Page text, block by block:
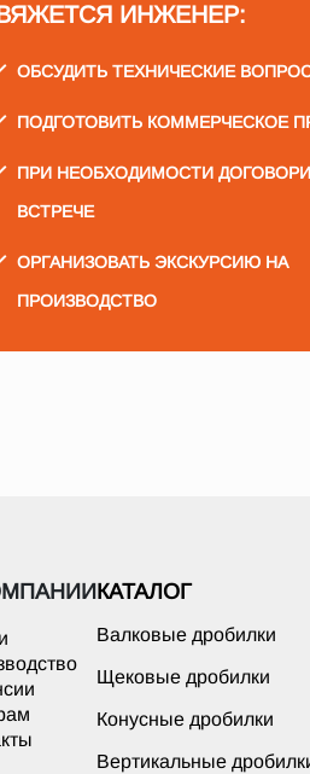
ИНЖЕНЕР:
ОБСУДИТЬ ТЕХНИЧЕСКИЕ
ПОДГОТОВИТЬ КОММЕРЧЕСКОЕ
ПРИ НЕОБХОДИМОСТИ
ВСТРЕЧЕ
ОРГАНИЗОВАТЬ ЭКСКУРСИЮ НА
ПРОИЗВОДСТВО
КАТАЛОГ
Валковые дробилки
Щековые дробилки
Конусные дробилки
Вертикальные